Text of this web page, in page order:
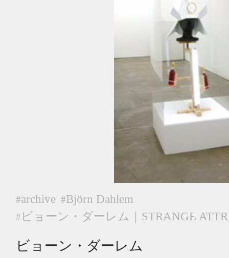
#archive #Björn Dahlem
# ビョーン・ダーレム｜STRANGE
ビョーン・ダーレム